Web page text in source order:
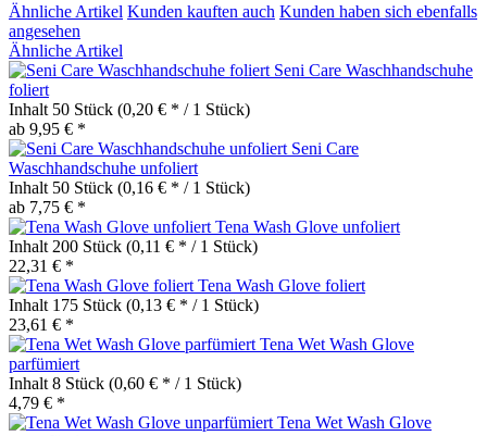
Ähnliche Artikel Kunden kauften auch Kunden haben sich ebenfalls
angesehen
Ähnliche Artikel
Seni Care Waschhandschuhe
foliert
Inhalt 50 Stück (0,20 € * / 1 Stück)
ab 9,95 € *
Seni Care
Waschhandschuhe unfoliert
Inhalt 50 Stück (0,16 € * / 1 Stück)
ab 7,75 € *
Tena Wash Glove unfoliert
Inhalt 200 Stück (0,11 € * / 1 Stück)
22,31 € *
Tena Wash Glove foliert
Inhalt 175 Stück (0,13 € * / 1 Stück)
23,61 € *
Tena Wet Wash Glove
parfümiert
Inhalt 8 Stück (0,60 € * / 1 Stück)
4,79 € *
Tena Wet Wash Glove